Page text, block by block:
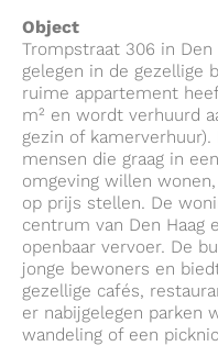
Object
Trompstraat 306 in
gelegen in de gezellige
ruime appartement
m² en wordt verhuurd
gezin of
mensen die graag in
omgeving willen
op prijs stellen. De
centrum van Den Haag
openbaar vervoer. De
jonge bewoners en
gezellige cafés,
er nabijgelegen parken
wandeling of een